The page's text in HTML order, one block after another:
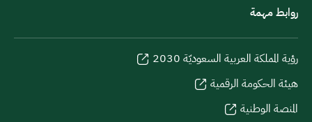
روابط مهمة
رؤية المملكة العربية السعوديّة 2030
هيئة الحكومة الرقمية
المنصة الوطنية